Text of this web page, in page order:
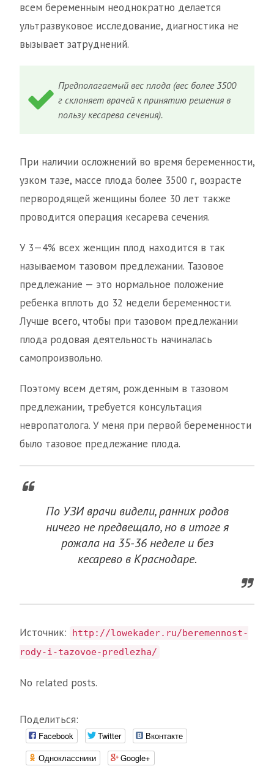
всем беременным неоднократно делается
ультразвуковое исследование, диагностика не
вызывает затруднений.
Предполагаемый вес плода (вес более 3500
г склоняет врачей к принятию решения в
пользу кесарева сечения).
При наличии осложнений во время беременности,
узком тазе, массе плода более 3500 г, возрасте
первородящей женщины более 30 лет также
проводится операция кесарева сечения.
У 3—4% всех женщин плод находится в так
называемом тазовом предлежании. Тазовое
предлежание — это нормальное положение
ребенка вплоть до 32 недели беременности.
Лучше всего, чтобы при тазовом предлежании
плода родовая деятельность начиналась
самопроизвольно.
Поэтому всем детям, рожденным в тазовом
предлежании, требуется консультация
невропатолога. У меня при первой беременности
было тазовое предлежание плода.
По УЗИ врачи видели, ранних родов
ничего не предвещало, но в итоге я
рожала на 35-36 неделе и без
кесарево в Краснодаре.
Источник:
http://lowekader.ru/beremennost-
rody-i-tazovoe-predlezha/
No related posts.
Поделиться:
Facebook Twitter
Вконтакте
Одноклассники
Google+